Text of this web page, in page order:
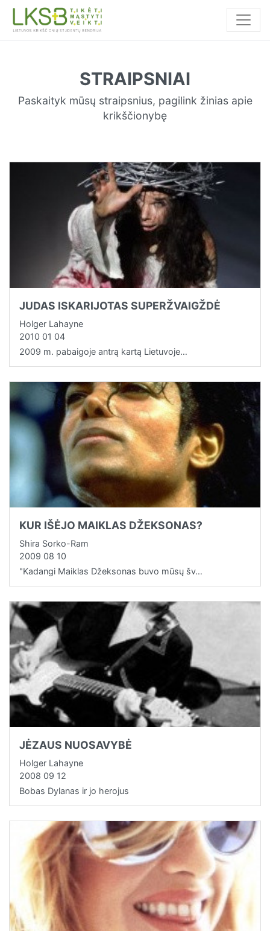
STRAIPSNIAI
Paskaityk mūsų straipsnius, pagilink žinias apie
krikščionybę
JUDAS ISKARIJOTAS SUPERŽVAIGŽDĖ
Holger Lahayne
2010 01 04
2009 m. pabaigoje antrą kartą Lietuvoje…
KUR IŠĖJO MAIKLAS DŽEKSONAS?
Shira Sorko-Ram
2009 08 10
"Kadangi Maiklas Džeksonas buvo mūsų šv…
JĖZAUS NUOSAVYBĖ
Holger Lahayne
2008 09 12
Bobas Dylanas ir jo herojus